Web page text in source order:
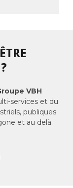
VBH
services et du
publiques
et au delà.